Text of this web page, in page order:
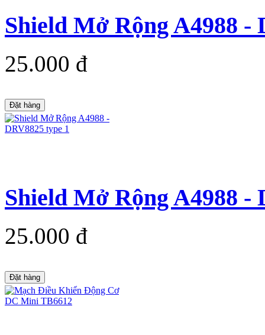
Shield Mở Rộng A4988 -
25.000 đ
Đặt hàng
Shield Mở Rộng A4988 -
25.000 đ
Đặt hàng